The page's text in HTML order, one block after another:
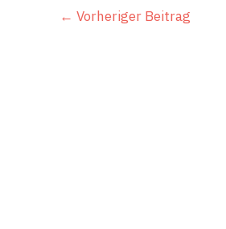
← Vorheriger Beitrag